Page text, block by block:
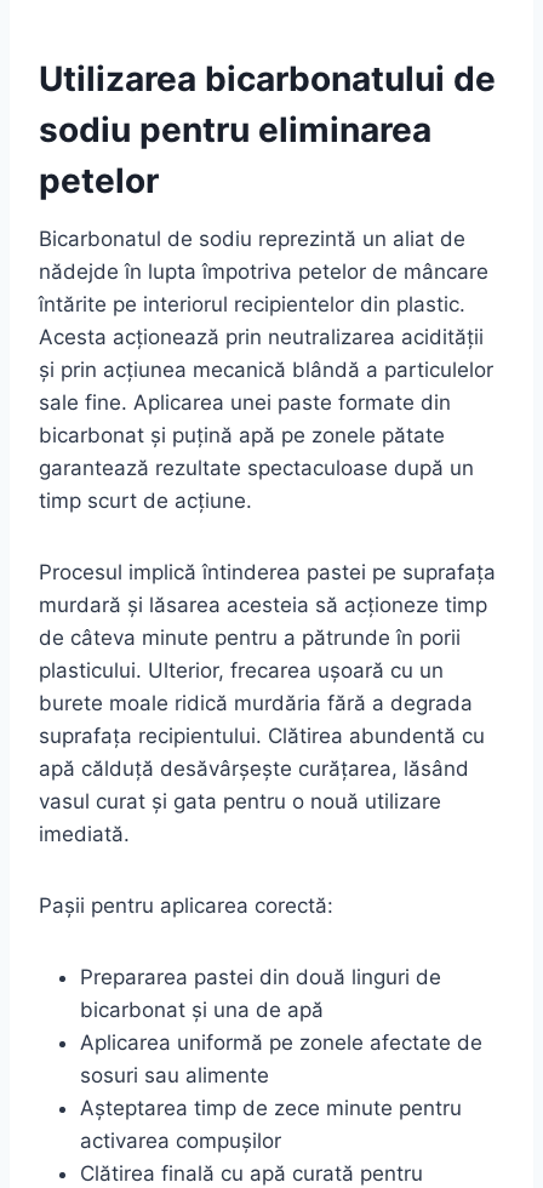
Utilizarea bicarbonatului de
sodiu pentru eliminarea
petelor
Bicarbonatul de sodiu reprezintă un aliat de
nădejde în lupta împotriva petelor de mâncare
întărite pe interiorul recipientelor din plastic.
Acesta acționează prin neutralizarea acidității
și prin acțiunea mecanică blândă a particulelor
sale fine. Aplicarea unei paste formate din
bicarbonat și puțină apă pe zonele pătate
garantează rezultate spectaculoase după un
timp scurt de acțiune.
Procesul implică întinderea pastei pe suprafața
murdară și lăsarea acesteia să acționeze timp
de câteva minute pentru a pătrunde în porii
plasticului. Ulterior, frecarea ușoară cu un
burete moale ridică murdăria fără a degrada
suprafața recipientului. Clătirea abundentă cu
apă călduță desăvârșește curățarea, lăsând
vasul curat și gata pentru o nouă utilizare
imediată.
Pașii pentru aplicarea corectă:
Prepararea pastei din două linguri de
bicarbonat și una de apă
Aplicarea uniformă pe zonele afectate de
sosuri sau alimente
Așteptarea timp de zece minute pentru
activarea compușilor
Clătirea finală cu apă curată pentru